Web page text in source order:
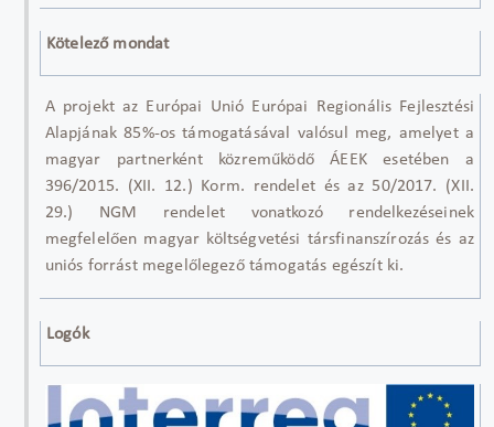
Kötelező mondat
A projekt az Európai Unió Európai Regionális Fejlesztési
Alapjának 85%-os támogatásával valósul meg, amelyet a
magyar partnerként közreműködő ÁEEK esetében a
396/2015. (XII. 12.) Korm. rendelet és az 50/2017. (XII.
29.) NGM rendelet vonatkozó rendelkezéseinek
megfelelően magyar költségvetési társfinanszírozás és az
uniós forrást megelőlegező támogatás egészít ki.
Logók